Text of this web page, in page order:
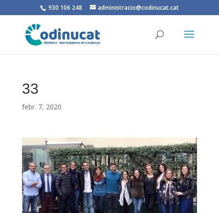
930 106 248 administracio@codinucat.cat
33
febr. 7, 2020